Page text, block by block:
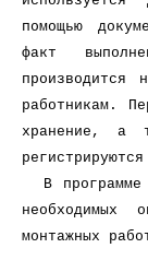
помощью
факт
производится
работникам.
хранение, а
В
необходимых
монтажных